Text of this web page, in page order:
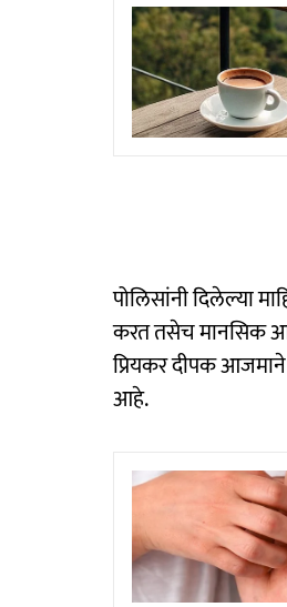
पोलिसांनी दिलेल्या
करत तसेच मानसिक
प्रियकर दीपक
आहे.